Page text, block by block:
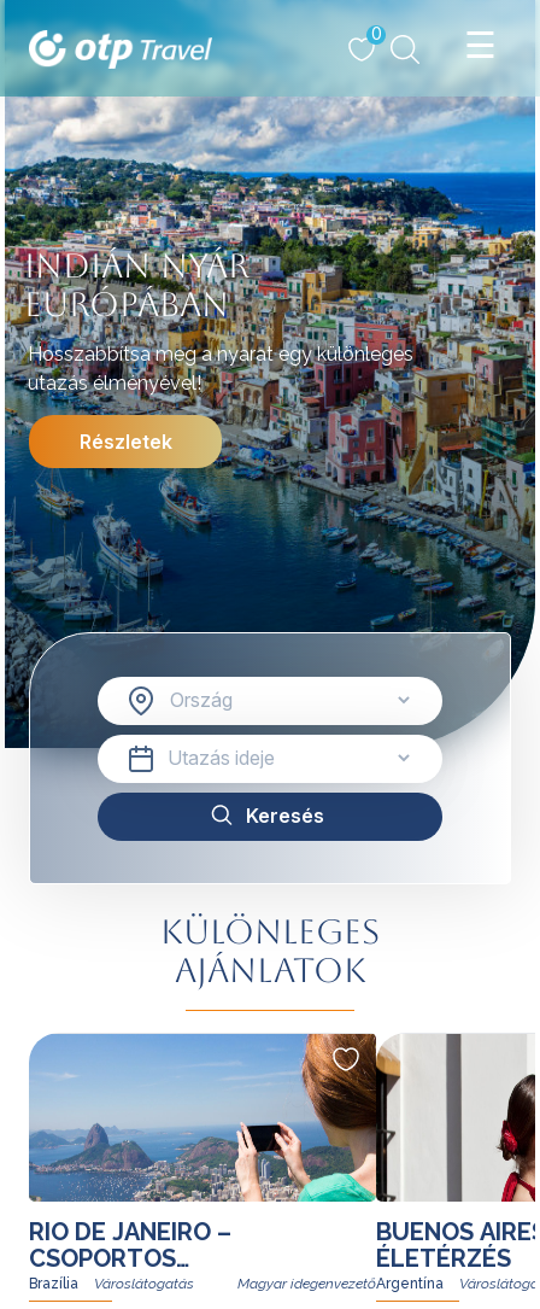
0
INDIÁN NYÁR
EURÓPÁBAN
Hosszabbítsa meg a nyarat egy különleges
utazás élményével!
Részletek
Különleges
ajánlatok
RIO DE JANEIRO –
CSOPORTOS
VÁROSLÁTOGATÁS
Brazília Magyar idegenvezető
BUENOS
ÉLETÉRZÉS
Argentína